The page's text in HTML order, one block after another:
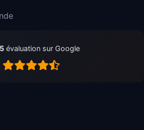
évaluation sur Google